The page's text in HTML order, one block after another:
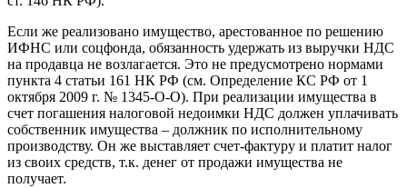
Если же реализовано имущество, арестованное по решению
ИФНС или соцфонда, обязанность удержать из выручки НДС
на продавца не возлагается. Это не предусмотрено нормами
пункта 4 статьи 161 НК РФ (см. Определение КС РФ от 1
октября 2009 г. № 1345-О-О). При реализации имущества в
счет погашения налоговой недоимки НДС должен уплачивать
собственник имущества – должник по исполнительному
производству. Он же выставляет счет-фактуру и платит налог
из своих средств, т.к. денег от продажи имущества не
получает.